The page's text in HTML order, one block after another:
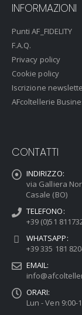
INFORMAZIONI
Punti AF_FIDELITY
F.A.Q.
Privacy policy
Cookie policy
Iscrizione
AFcoltellerie
CONTATTI
INDIRIZZO:
via Galliera
Casale (BO)
TELEFONO:
+39 (0)51
WHATSAPP:
+39 335 181
EMAIL:
ORARI:
Lun - Ven